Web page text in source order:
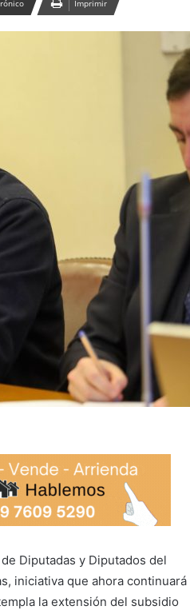
Imprimir
Diputadas y Diputados del
iniciativa que ahora continuará
la extensión del subsidio